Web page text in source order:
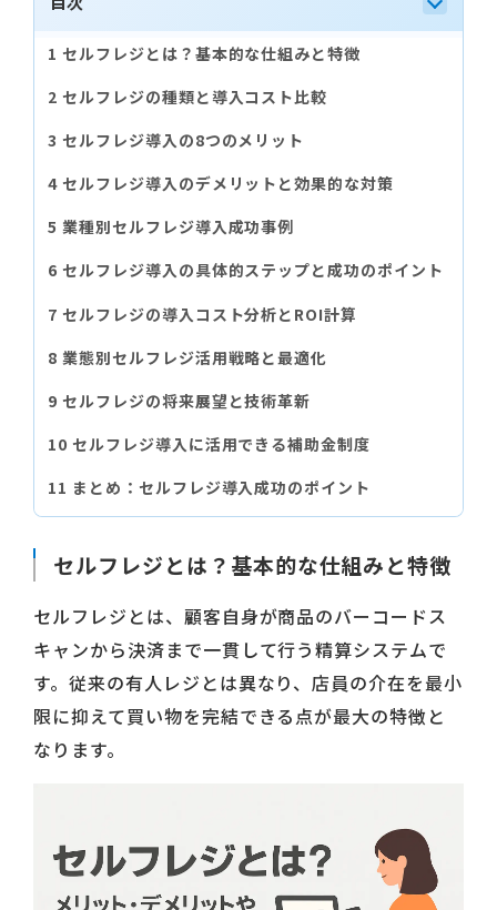
セルフレジとは？基本的な仕組みと特徴
セルフレジの種類と導入コスト比較
セルフレジ導入の8つのメリット
セルフレジ導入のデメリットと効果的な対策
業種別セルフレジ導入成功事例
セルフレジ導入の具体的ステップと成功のポイント
セルフレジの導入コスト分析とROI計算
業態別セルフレジ活用戦略と最適化
セルフレジの将来展望と技術革新
セルフレジ導入に活用できる補助金制度
まとめ：セルフレジ導入成功のポイント
セルフレジとは？基本的な仕組みと特徴
セルフレジとは、顧客自身が商品のバーコードス
キャンから決済まで一貫して行う精算システムで
す。従来の有人レジとは異なり、店員の介在を最小
限に抑えて買い物を完結できる点が最大の特徴と
なります。